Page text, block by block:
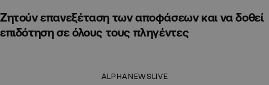
Ζητούν επανεξέταση των αποφάσεων και να δοθεί
επιδότηση σε όλους τους πληγέντες
ALPHANEWSLIVE